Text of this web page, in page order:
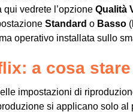
qui vedrete l’opzione Qualità
Standard o Basso
operativo installata sullo
a cosa
impostazioni di
si applicano solo